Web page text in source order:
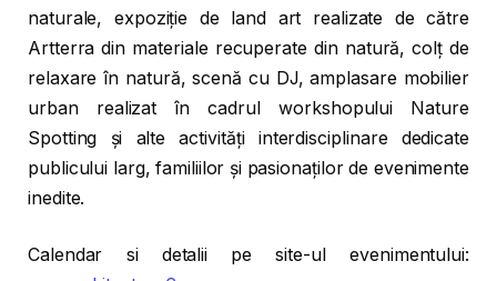
naturale, expoziție de land art realizate de către
Artterra din materiale recuperate din natură, colț de
relaxare în natură, scenă cu DJ, amplasare mobilier
urban realizat în cadrul workshopului Nature
Spotting și alte activități interdisciplinare dedicate
publicului larg, familiilor și pasionaților de evenimente
inedite.
Calendar si detalii pe site-ul evenimentului: